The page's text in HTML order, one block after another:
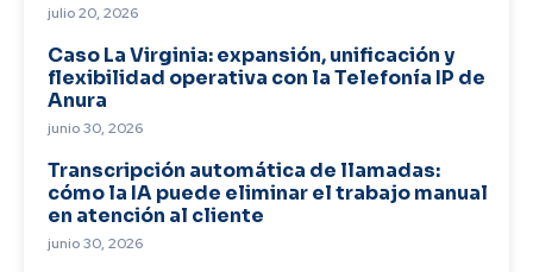
julio 20, 2026
Caso La Virginia: expansión, unificación y
flexibilidad operativa con la Telefonía IP de
Anura
junio 30, 2026
Transcripción automática de llamadas:
cómo la IA puede eliminar el trabajo manual
en atención al cliente
junio 30, 2026